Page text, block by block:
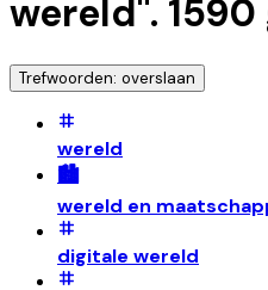
wereld". 1590
Trefwoorden: overslaan
wereld
🏙️
wereld en
digitale wereld